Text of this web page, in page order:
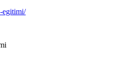
egitimi/